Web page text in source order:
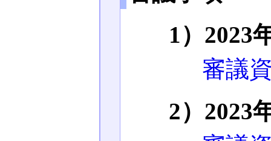
1）2023
審議
2）2023